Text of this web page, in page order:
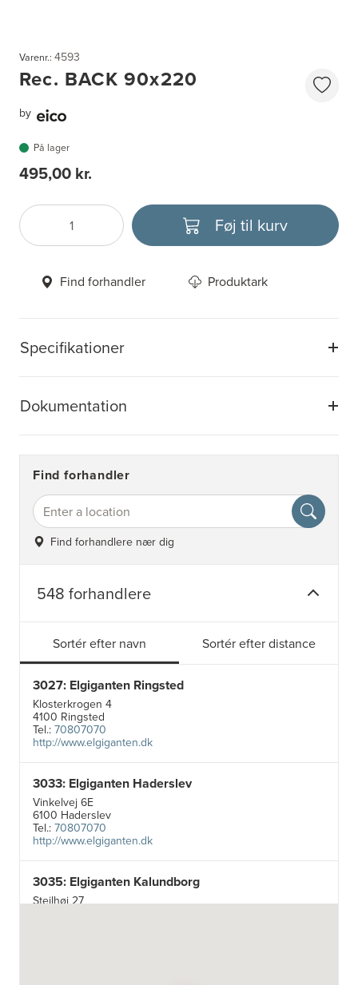
Specifikationer
Dokumentation
Varenr.: 4593
Rec. BACK 90x220
by
På lager
495,00 kr.
Antal
Vælg enhed Føj til kurv
Find forhandler Produktark
Find forhandler
Find forhandlere nær dig
548 forhandlere
Sortér efter navn Sortér efter distance
3027: Elgiganten Ringsted
Klosterkrogen 4
4100 Ringsted
Tel.:70807070
http://www.elgiganten.dk
3033: Elgiganten Haderslev
Vinkelvej 6E
6100 Haderslev
Tel.:70807070
http://www.elgiganten.dk
3035: Elgiganten Kalundborg
Stejlhøj 27